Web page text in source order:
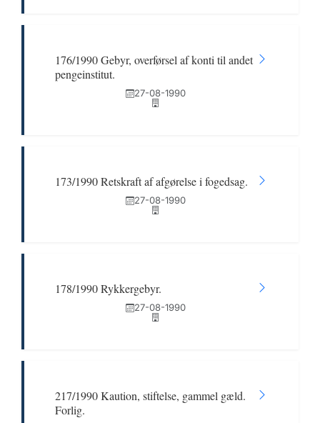
176/1990 Gebyr, overførsel af konti til andet
pengeinstitut.
27-08-1990
173/1990 Retskraft af afgørelse i fogedsag.
27-08-1990
178/1990 Rykkergebyr.
27-08-1990
217/1990 Kaution, stiftelse, gammel gæld.
Forlig.